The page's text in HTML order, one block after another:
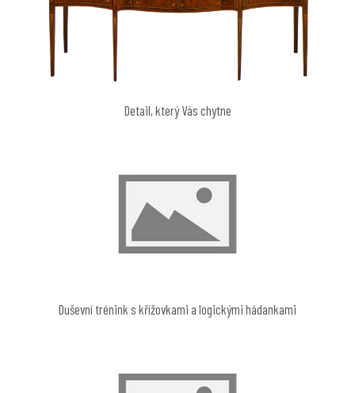
Detail, který Vás chytne
Duševní trénink s křížovkami a logickými hádankami